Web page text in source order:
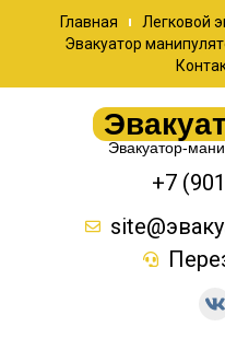
Главная Легковой
Эвакуатор
Эвакуатор-
+7